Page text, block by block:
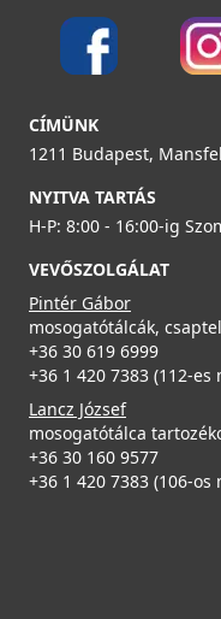
ELLECI - Csaptelep
MOKSTPBK
ELLECI -
APS250BK
Elleci ATH043WD
ATH043BK
ELLECI -
CÍMÜNK
1211 Budapest,
NYITVA TARTÁS
H-P: 8:00 - 16:00-ig
VEVŐSZOLGÁLAT
Pintér Gábor
mosogatótálcák,
+36 30 619 6999
+36 1 420 7383 (112-es
Lancz József
mosogatótálca
+36 30 160 9577
+36 1 420 7383 (106-os